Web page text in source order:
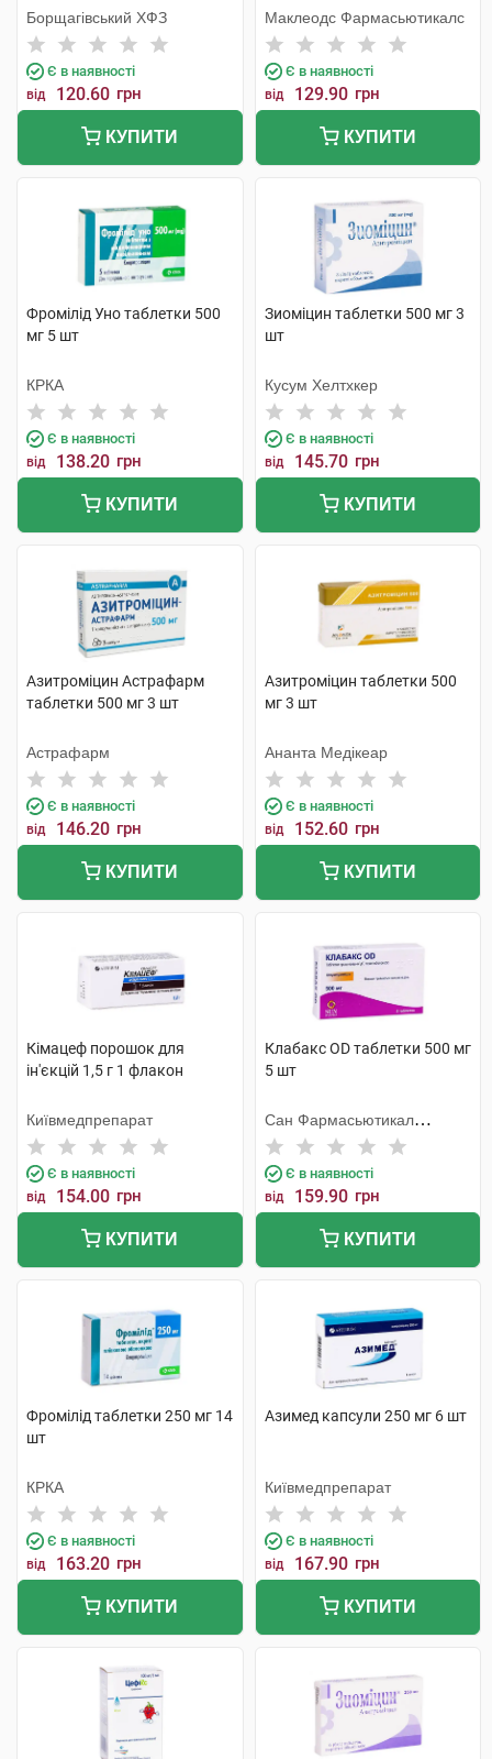
Борщагівський ХФЗ
Є в наявності
від 120.60 грн
КУПИТИ
Маклеодс Фармасьютикалс
Є в наявності
від 129.90 грн
КУПИТИ
Фромілід Уно таблетки 500
мг 5 шт
КРКА
Є в наявності
від 138.20 грн
КУПИТИ
Зиоміцин таблетки 500 мг 3
шт
Кусум Хелтхкер
Є в наявності
від 145.70 грн
КУПИТИ
Азитроміцин Астрафарм
таблетки 500 мг 3 шт
Астрафарм
Є в наявності
від 146.20 грн
КУПИТИ
Азитроміцин таблетки 500
мг 3 шт
Ананта Медікеар
Є в наявності
від 152.60 грн
КУПИТИ
Кімацеф порошок для
ін'єкцій 1,5 г 1 флакон
Київмедпрепарат
Є в наявності
від 154.00 грн
КУПИТИ
Клабакс OD таблетки 500 мг
5 шт
Сан Фармасьютикал
Індастріз
Є в наявності
від 159.90 грн
КУПИТИ
Фромілід таблетки 250 мг 14
шт
КРКА
Є в наявності
від 163.20 грн
КУПИТИ
Азимед капсули 250 мг 6 шт
Київмедпрепарат
Є в наявності
від 167.90 грн
КУПИТИ